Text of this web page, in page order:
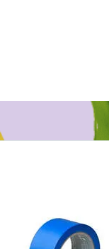
под покраску
паутинка